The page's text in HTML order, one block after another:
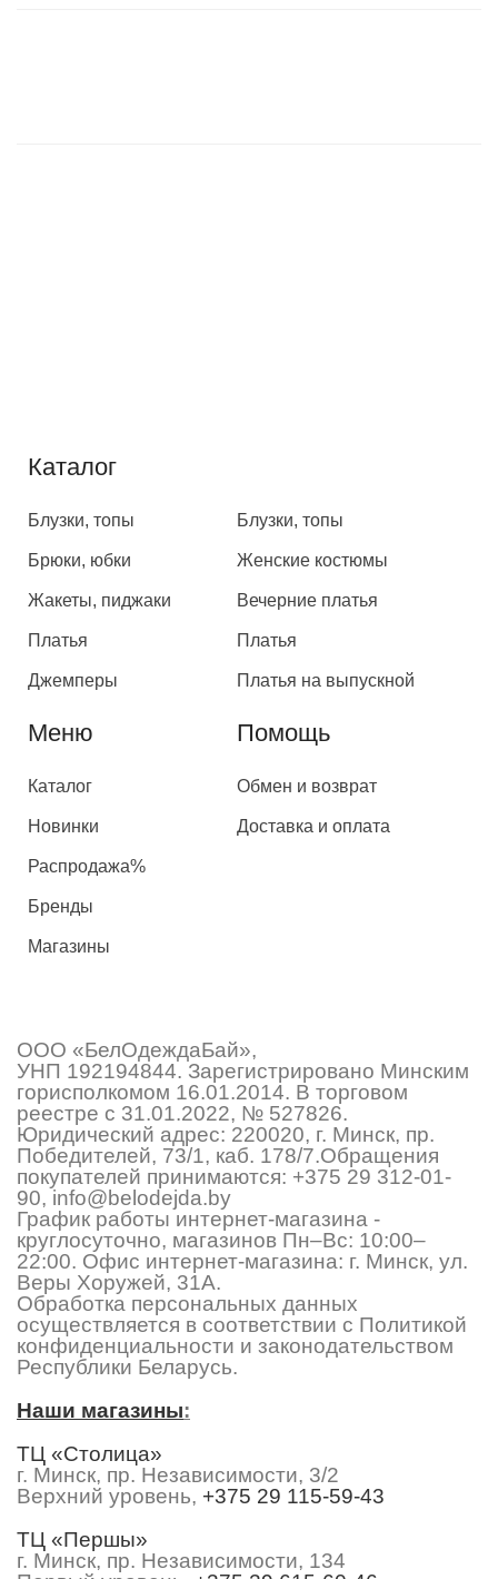
Каталог
Блузки, топы
Брюки, юбки
Жакеты, пиджаки
Платья
Джемперы
Блузки, топы
Женские костюмы
Вечерние платья
Платья
Платья на выпускной
Меню
Каталог
Новинки
Распродажа%
Бренды
Магазины
Помощь
Обмен и возврат
Доставка и оплата
ООО «БелОдеждаБай»,
УНП 192194844. Зарегистрировано Минским
горисполкомом 16.01.2014. В торговом
реестре с 31.01.2022, № 527826.
Юридический адрес: 220020, г. Минск, пр.
Победителей, 73/1, каб. 178/7.Обращения
покупателей принимаются: +375 29 312-01-
90, info@belodejda.by
График работы интернет-магазина -
круглосуточно, магазинов Пн–Вс: 10:00–
22:00. Офис интернет-магазина: г. Минск, ул.
Веры Хоружей, 31А.
Обработка персональных данных
осуществляется в соответствии с Политикой
конфиденциальности и законодательством
Республики Беларусь.
Наши магазины:
ТЦ «Столица»
г. Минск, пр. Независимости, 3/2
Верхний уровень, +375 29 115-59-43
ТЦ «Першы»
г. Минск, пр. Независимости, 134